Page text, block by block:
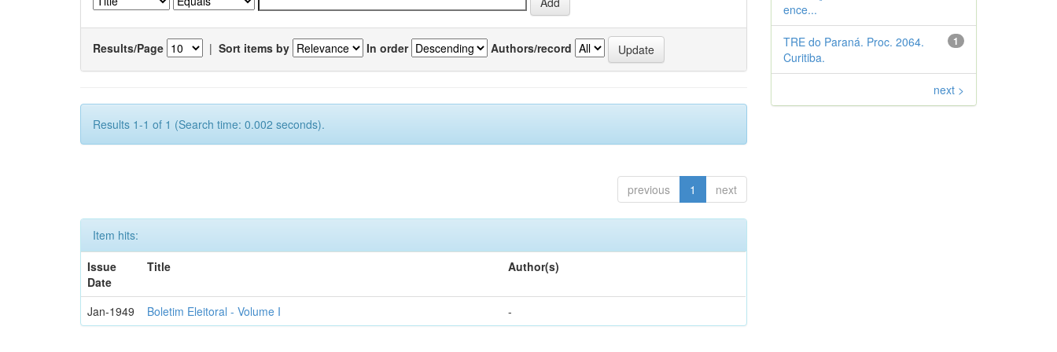
Results/Page | Sort items by In order Authors/record
Results 1-1 of 1 (Search time: 0.002 seconds).
previous 1 next
Item hits:
Issue
Date
Title Author(s)
Jan-1949 Boletim Eleitoral - Volume I -
ence...
1
TRE do Paraná. Proc. 2064.
Curitiba.
next >